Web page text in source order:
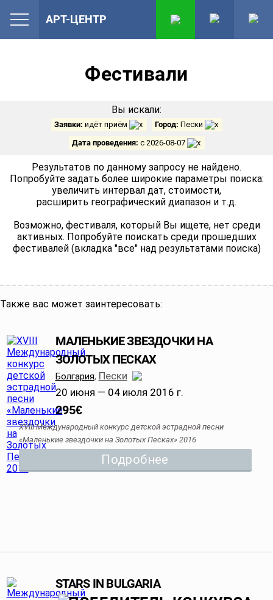
Фестивали
Вы искали:
Заявки: идёт приём Город: Пески
Дата проведения: с 2026-08-07
Результатов по данному запросу не найдено.
Попробуйте задать более широкие параметры поиска:
увеличить интервал дат, стоимости,
расширить географический диапазон и т.д.
Возможно, фестиваля, который Вы ищете, нет среди
активных. Попробуйте поискать среди прошедших
фестивалей (вкладка "все" над результатами поиска)
Также вас может заинтересовать:
МАЛЕНЬКИЕ ЗВЕЗДОЧКИ НА
ЗОЛОТЫХ ПЕСКАХ
Болгария, Пески
20 июня — 04 июля 2016 г.
295€
ХVIII Международный конкурс детской эстрадной песни
«Маленькие звездочки на Золотых Песках» 2016
Подробнее
STARS IN BULGARIA
АРТ-ЦЕНТР